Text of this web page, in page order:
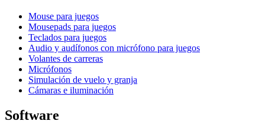
Mouse para juegos
Mousepads para juegos
Teclados para juegos
Audio y audífonos con micrófono para juegos
Volantes de carreras
Micrófonos
Simulación de vuelo y granja
Cámaras e iluminación
Software